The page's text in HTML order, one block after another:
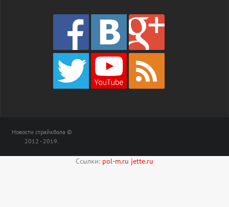
Новости страйкбола ©
2012 - 2019.
Ссылки: pol-m.ru jette.ru